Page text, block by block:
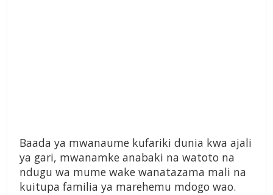
Baada ya mwanaume kufariki dunia kwa ajali
ya gari, mwanamke anabaki na watoto na
ndugu wa mume wake wanatazama mali na
kuitupa familia ya marehemu mdogo wao.